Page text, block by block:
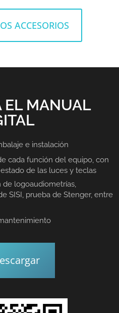
ACCESORIOS
EL MANUAL
e instalación
cada función del equipo, con
de las luces y teclas
de logoaudiometrías,
SISI, prueba de Stenger, entre